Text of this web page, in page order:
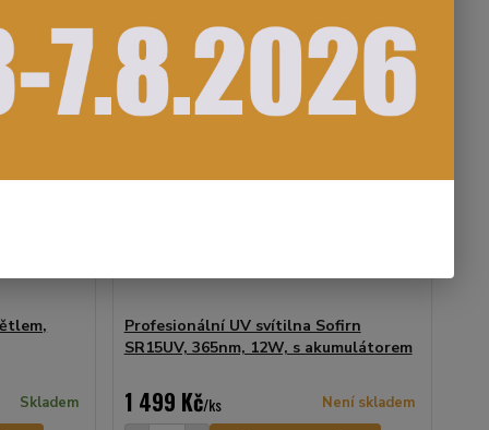
Skladem
Profesionální UV svítilna Sofirn
SR15UV, 365nm, 12W, s akumulátorem
1 499 Kč/ks Není skladem